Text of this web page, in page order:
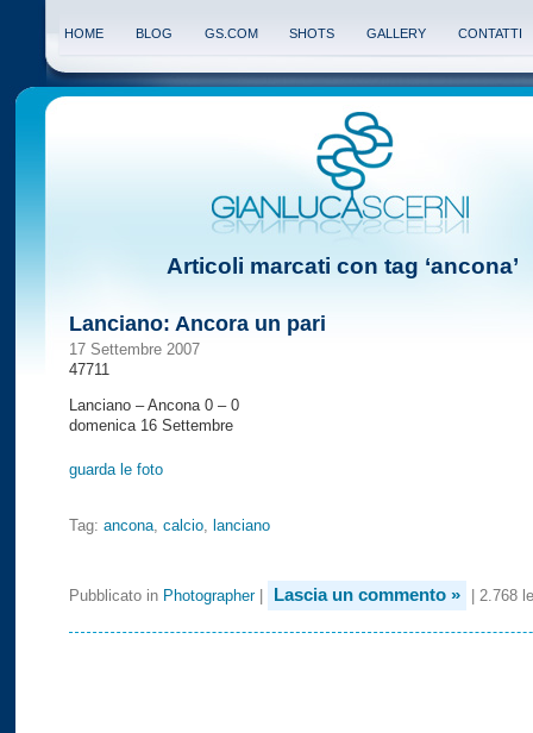
HOME BLOG GS.COM SHOTS GALLERY CONTATTI
Articoli marcati con tag ‘ancona’
Lanciano: Ancora un pari
17 Settembre 2007
47711
Lanciano – Ancona 0 – 0
domenica 16 Settembre
guarda le foto
Tag: ancona calcio lanciano
Pubblicato in Photographer| Lascia un commento » | 2.768